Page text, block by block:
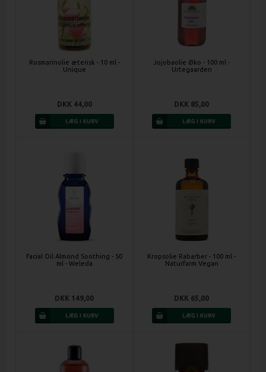
Rosmarinolie æterisk - 10 ml -
Unique
DKK 44,00
Jojobaolie Øko - 100 ml -
Urtegaarden
DKK 85,00
Facial Oil Almond Soothing - 50
ml - Weleda
DKK 149,00
Kropsolie Rabarber - 100 ml -
Naturfarm Vegan
DKK 65,00